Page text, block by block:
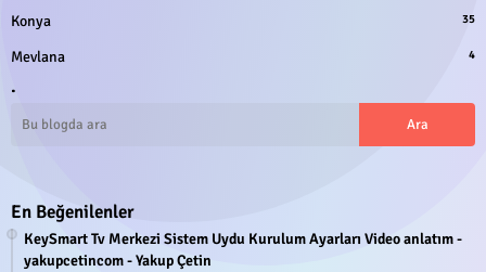
Konya 35
Mevlana 4
.
En Beğenilenler
KeySmart Tv Merkezi Sistem Uydu Kurulum Ayarları Video anlatım -
yakupcetincom - Yakup Çetin